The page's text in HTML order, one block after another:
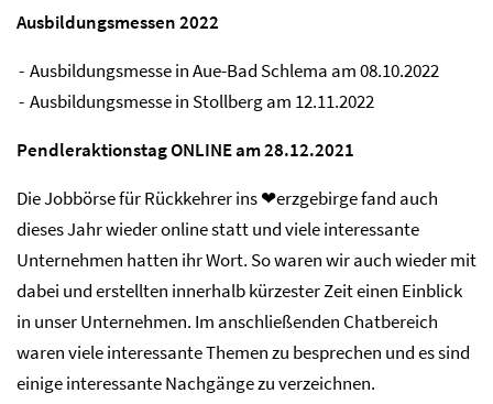
Ausbildungsmessen 2022
Ausbildungsmesse in Aue-Bad Schlema am 08.10.2022
Ausbildungsmesse in Stollberg am 12.11.2022
Pendleraktionstag ONLINE am 28.12.2021
Die Jobbörse für Rückkehrer ins ❤erzgebirge fand auch
dieses Jahr wieder online statt und viele interessante
Unternehmen hatten ihr Wort. So waren wir auch wieder mit
dabei und erstellten innerhalb kürzester Zeit einen Einblick
in unser Unternehmen. Im anschließenden Chatbereich
waren viele interessante Themen zu besprechen und es sind
einige interessante Nachgänge zu verzeichnen.